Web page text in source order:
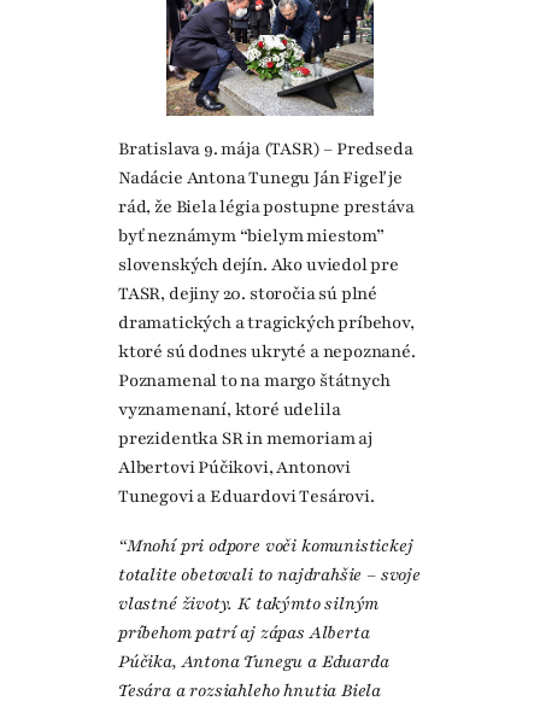
Bratislava 9. mája (TASR) – Predseda
Nadácie Antona Tunegu Ján Figeľ je
rád, že Biela légia postupne prestáva
byť neznámym “bielym miestom”
slovenských dejín. Ako uviedol pre
TASR, dejiny 20. storočia sú plné
dramatických a tragických príbehov,
ktoré sú dodnes ukryté a nepoznané.
Poznamenal to na margo štátnych
vyznamenaní, ktoré udelila
prezidentka SR in memoriam aj
Albertovi Púčikovi, Antonovi
Tunegovi a Eduardovi Tesárovi.
“Mnohí pri odpore voči komunistickej
totalite obetovali to najdrahšie – svoje
vlastné životy. K takýmto silným
príbehom patrí aj zápas Alberta
Púčika, Antona Tunegu a Eduarda
Tesára a rozsiahleho hnutia Biela